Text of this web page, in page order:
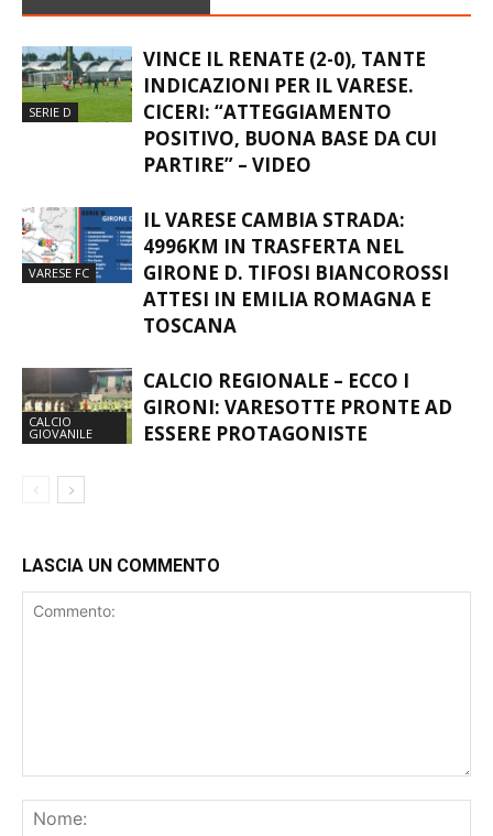
ARTICOLI CORRELATI
VINCE IL RENATE (2-0), TANTE
INDICAZIONI PER IL VARESE.
CICERI: “ATTEGGIAMENTO
PARTIRE” – VIDEO
IL VARESE CAMBIA STRADA:
4996KM IN TRASFERTA NEL
GIRONE D. TIFOSI BIANCOROSSI
TOSCANA
GIOVANILE
CALCIO REGIONALE – ECCO I